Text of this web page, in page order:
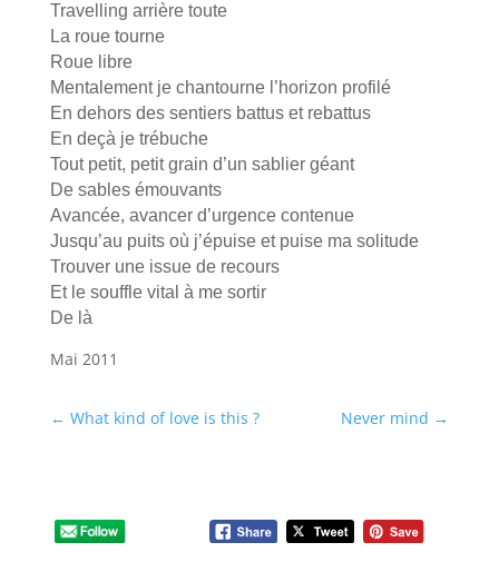
Travelling arrière toute
La roue tourne
Roue libre
Mentalement je chantourne l’horizon profilé
En dehors des sentiers battus et rebattus
En deçà je trébuche
Tout petit, petit grain d’un sablier géant
De sables émouvants
Avancée, avancer d’urgence contenue
Jusqu’au puits où j’épuise et puise ma solitude
Trouver une issue de recours
Et le souffle vital à me sortir
De là
Mai 2011
← What kind of love is this ? Never mind →